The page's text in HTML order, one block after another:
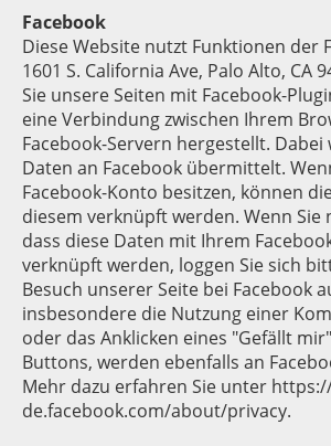
Facebook
Diese Website nutzt Funktionen der
1601 S. California Ave, Palo Alto, CA
Sie unsere Seiten mit Facebook-
eine Verbindung zwischen Ihrem
Facebook-Servern hergestellt.
Daten an Facebook übermittelt.
Facebook-Konto besitzen, können
diesem verknüpft werden. Wenn Sie
dass diese Daten mit Ihrem
verknüpft werden, loggen Sie sich
Besuch unserer Seite bei Facebook
insbesondere die Nutzung einer
oder das Anklicken eines "Gefällt
Buttons, werden ebenfalls an
Mehr dazu erfahren Sie unter
de.facebook.com/about/privacy.